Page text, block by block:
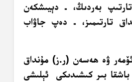
بەردىڭ، ـ دېيىشكەن
تارتىمىز، ـ دەپ جاۋاب
ئۆمەر ۋە ھەسەن (ر.ز) مۇنداق
بىر كىشىدىكى ئېلىشى